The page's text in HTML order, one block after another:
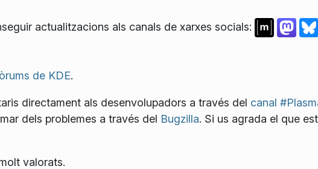
actualitzacions als canals de xarxes socials:
de KDE.
directament als desenvolupadors a través del canal
dels problemes a través del Bugzilla. Si us agrada el que
valorats.